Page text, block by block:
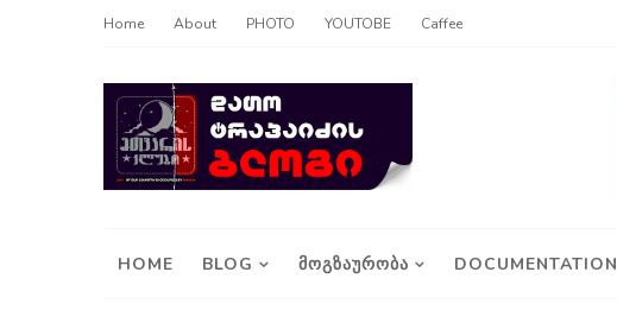
Home About PHOTO YOUTOBE Caffee
HOME BLOG ᲛᲝᲒᲖᲐᲣᲠᲝᲑᲐ DOCUMENTATION